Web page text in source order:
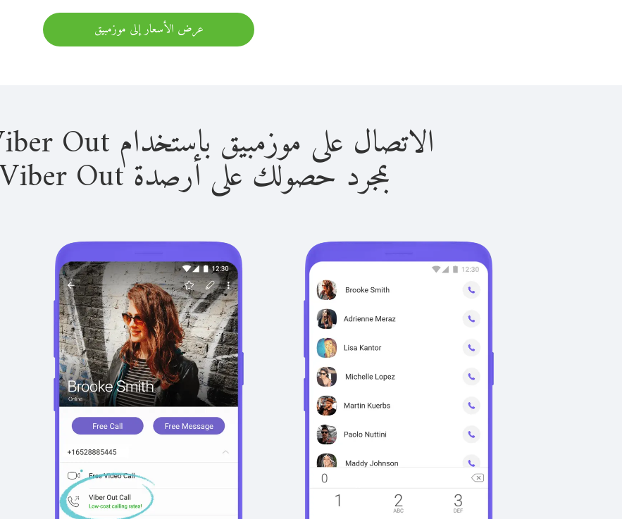
عرض الأسعار إلى موزمبيق
الاتصال على موزمبيق باستخدام Viber Out سهل للغاية.
بمجرد حصولك على أرصدة Viber Out، يمكنك: